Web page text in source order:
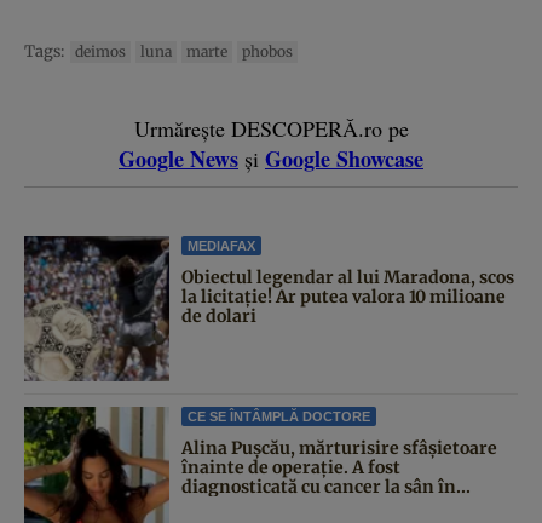
Tags: deimos luna marte phobos
Urmărește DESCOPERĂ.ro pe
Google News și Google Showcase
MEDIAFAX
Obiectul legendar al lui Maradona, scos
la licitație! Ar putea valora 10 milioane
de dolari
CE SE ÎNTÂMPLĂ DOCTORE
Alina Pușcău, mărturisire sfâșietoare
înainte de operație. A fost
diagnosticată cu cancer la sân în...